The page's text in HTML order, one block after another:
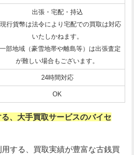
出張・宅配・持込
行貨幣は法令により宅配での買取は対応
いたしかねます。
部地域（豪雪地帯や離島等）は出張査定
が難しい場合もございます。
24時間対応
OK
、大手買取サービスのバイセ
用する、買取実績が豊富な古銭買